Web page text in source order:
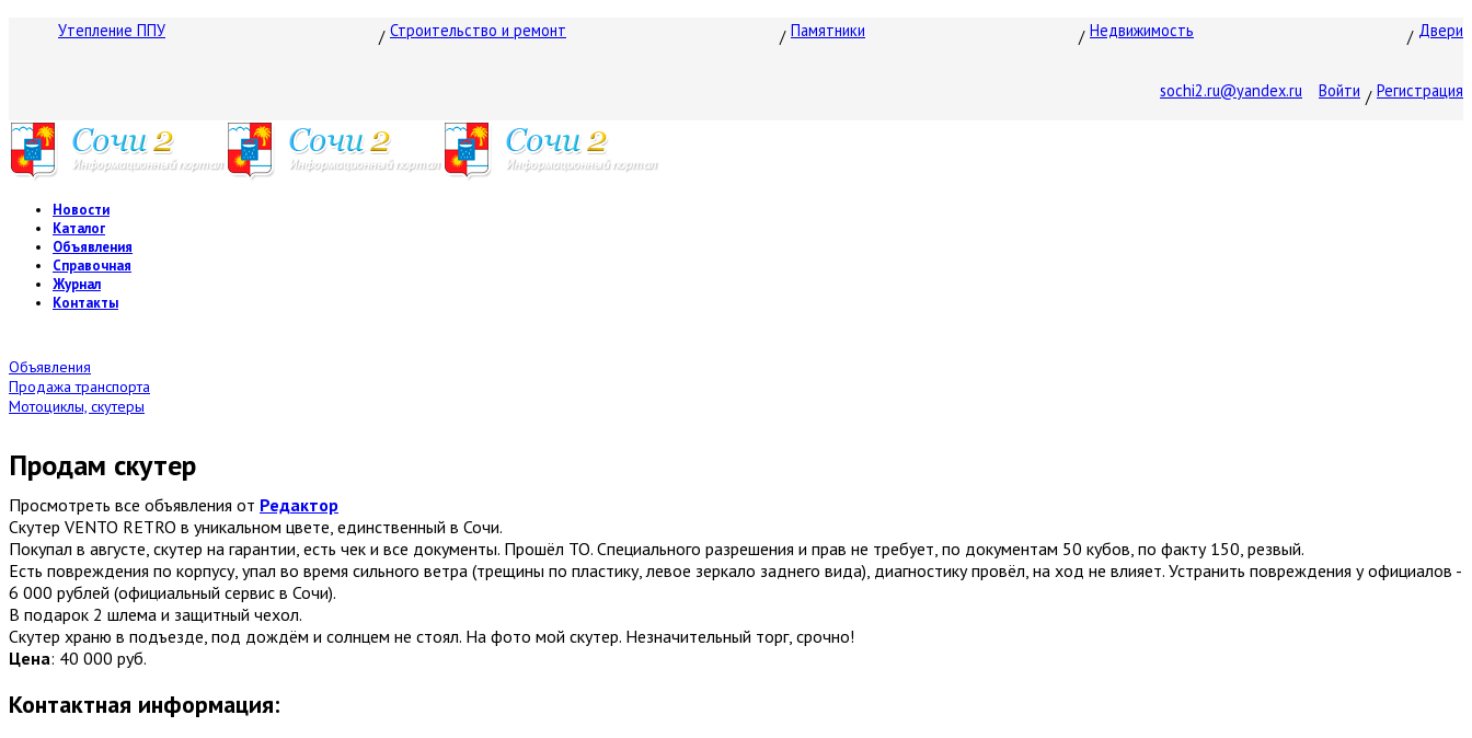
Утепление ППУ Строительство и ремонт Памятники Недвижимость Двери
sochi2.ru@yandex.ru Войти Регистрация
Новости
Каталог
Объявления
Справочная
Журнал
Контакты
Объявления
Продажа транспорта
Мотоциклы, скутеры
Продам скутер
Просмотреть все объявления от Редактор
Скутер VENTO RETRO в уникальном цвете, единственный в Сочи.
Покупал в августе, скутер на гарантии, есть чек и все документы. Прошёл ТО. Специального разрешения и прав не требует, по документам 50 кубов, по факту 150, резвый.
Есть повреждения по корпусу, упал во время сильного ветра (трещины по пластику, левое зеркало заднего вида), диагностику провёл, на ход не влияет. Устранить повреждения у официалов -
6 000 рублей (официальный сервис в Сочи).
В подарок 2 шлема и защитный чехол.
Скутер храню в подъезде, под дождём и солнцем не стоял. На фото мой скутер. Незначительный торг, срочно!
Цена: 40 000 руб.
Контактная информация: